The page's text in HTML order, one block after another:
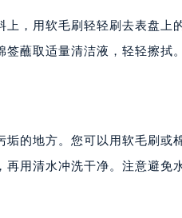
，用软毛刷轻轻刷去表盘上
蘸取适量清洁液，轻轻擦拭。
垢的地方。您可以用软毛刷
用清水冲洗干净。注意避免